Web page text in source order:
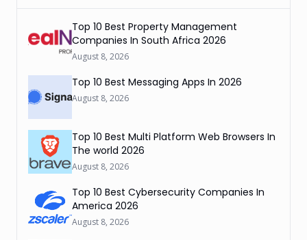
Top 10 Best Property Management
Companies In South Africa 2026
August 8, 2026
Top 10 Best Messaging Apps In 2026
August 8, 2026
Top 10 Best Multi Platform Web Browsers In
The world 2026
August 8, 2026
Top 10 Best Cybersecurity Companies In
America 2026
August 8, 2026